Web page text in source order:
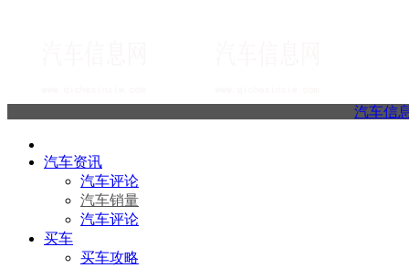
汽车信
汽车资讯
汽车评论
汽车销量
汽车评论
买车
买车攻略